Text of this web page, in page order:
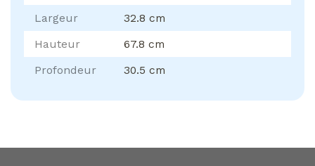
Largeur
32.8 cm
Hauteur
67.8 cm
Profondeur
30.5 cm